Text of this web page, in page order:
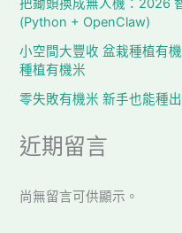
把鋤頭換成無人機：2026
(Python + OpenClaw)
小空間大豐收 盆栽種植有
種植有機米
零失敗有機米 新手也能種
近期留言
尚無留言可供顯示。